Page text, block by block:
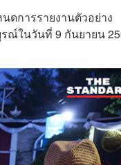
ดการรายงานตัวอย่าง
ณ์ในวันที่ 9 กันยายน